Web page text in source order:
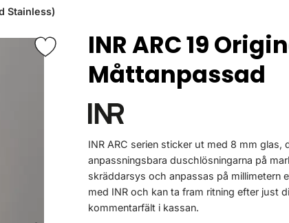
Stainless)
INR ARC 19
Måttanpassad
INR ARC serien sticker ut med 8 mm
anpassningsbara duschlösningarna på
skräddarsys och anpassas på millimetern
med INR och kan ta fram ritning efter just
kommentarfält i kassan.